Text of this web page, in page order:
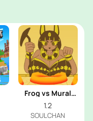
Frog vs Mural
Girl
1.2
SOULCHAN